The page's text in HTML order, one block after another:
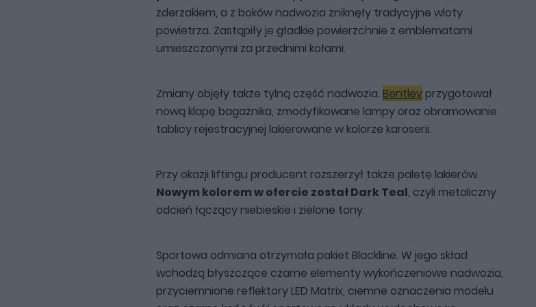
zderzakiem, a z boków nadwozia zniknęły tradycyjne wloty
powietrza. Zastąpiły je gładkie powierzchnie z emblematami
umieszczonymi za przednimi kołami.
Zmiany objęły także tylną część nadwozia. Bentleyprzygotował
nową klapę bagażnika, zmodyfikowane lampy oraz obramowanie
tablicy rejestracyjnej lakierowane w kolorze karoserii.
Przy okazji liftingu producent rozszerzył także paletę lakierów.
Nowym kolorem w ofercie został Dark Teal, czyli metaliczny
odcień łączący niebieskie i zielone tony.
Sportowa odmiana otrzymała pakiet Blackline. W jego skład
wchodzą błyszczące czarne elementy wykończeniowe nadwozia,
przyciemnione reflektory LED Matrix, ciemne oznaczenia modelu